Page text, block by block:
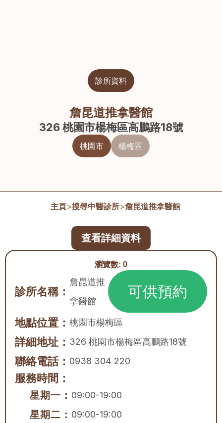
診所資料
詹昆道推拿醫館
326 桃園市楊梅區高鵬路18號
桃園市 楊梅區
主頁>搜尋中醫診所>詹昆道推拿醫館
瀏覽數: 0
診所名稱：
詹昆道推
拿醫館
可供預約
地點位置： 桃園市楊梅區
詳細地址： 326 桃園市楊梅區高鵬路18號
聯絡電話： 0938 304 220
服務時間：
星期一： 09:00-19:00
星期二： 09:00-19:00
查看詳細資料